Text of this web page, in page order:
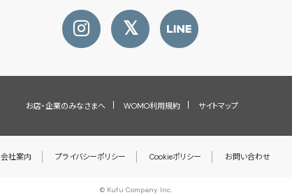
お店・企業のみなさまへ WOMO利用規約 サイトマップ
会社案内 プライバシーポリシー Cookieポリシー お問い合わせ
© Kufu Company Inc.